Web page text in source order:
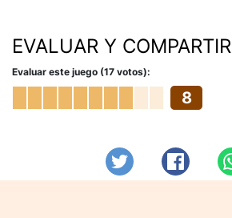
EVALUAR Y COMPARTIR
Evaluar este juego (17 votos):
8